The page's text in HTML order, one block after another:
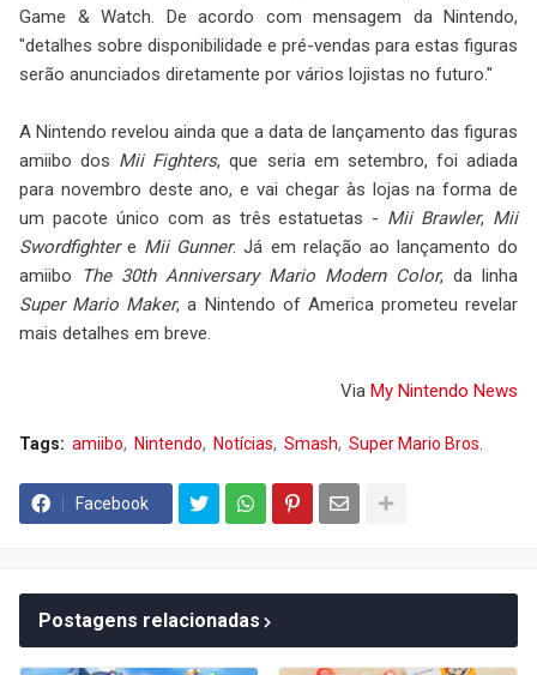
Game & Watch. De acordo com mensagem da Nintendo,
"detalhes sobre disponibilidade e pré-vendas para estas figuras
serão anunciados diretamente por vários lojistas no futuro."
A Nintendo revelou ainda que a data de lançamento das figuras
amiibo dos Mii Fighters, que seria em setembro, foi adiada
para novembro deste ano, e vai chegar às lojas na forma de
um pacote único com as três estatuetas - Mii Brawler, Mii
Swordfightere Mii Gunner. Já em relação ao lançamento do
amiibo
The 30th Anniversary Mario Modern Color, da linha
Super Mario Maker, a Nintendo of America prometeu revelar
mais detalhes em breve.
Via My Nintendo News
Tags: amiibo Nintendo Notícias Smash Super Mario Bros.
Facebook
Postagens relacionadas